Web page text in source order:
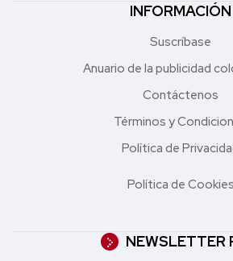
INFORMACIÓN
Suscríbase
Anuario de la publicidad
Contáctenos
Términos y
Política de
Política de Cookies
NEWSLETTER